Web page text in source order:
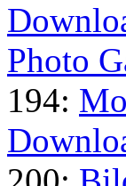
Photo
194: